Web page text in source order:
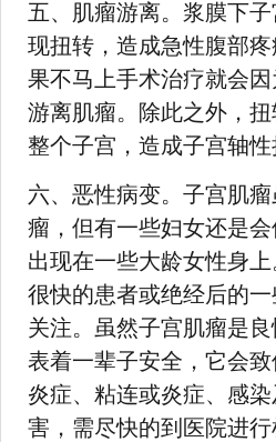
五、肌瘤游离。浆膜下
现扭转，造成急性腹部
果不马上手术治疗就会
游离肌瘤。除此之外，
整个子宫，造成子宫轴性
六、恶性病变。子宫肌
瘤，但有一些妇女还是
出现在一些大龄女性身
很快的患者或绝经后的
关注。虽然子宫肌瘤是
表着一辈子安全，它会
炎症、粘连或炎症、感
害，需尽快的到医院进